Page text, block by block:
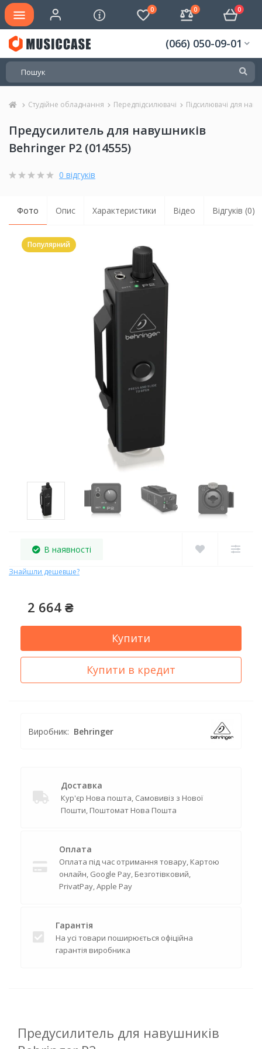
0 0 0
(066) 050-09-01
Студійне обладнання Передпідсилювачі Підсилювачі для
Предусилитель для навушників
Behringer P2 (014555)
0 відгуків
Фото Опис Характеристики Відео Відгуків (0)
Популярний
В наявності
Знайшли дешевше?
2 664 ₴
Купити
Купити в кредит
Виробник: Behringer
Доставка
Кур'єр Нова пошта, Самовивіз з Нової
Пошти, Поштомат Нова Пошта
Оплата
Оплата під час отримання товару, Картою
онлайн, Google Pay, Безготівковий,
PrivatPay, Apple Pay
Гарантія
На усі товари поширюється офіційна
гарантія виробника
Предусилитель для навушників